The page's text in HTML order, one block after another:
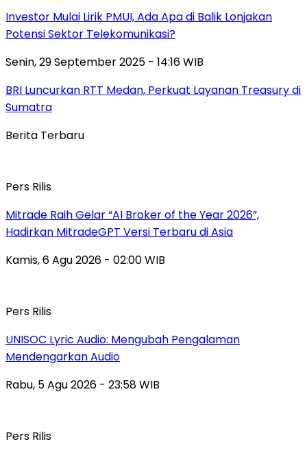
Investor Mulai Lirik PMUI, Ada Apa di Balik Lonjakan
Potensi Sektor Telekomunikasi?
Senin, 29 September 2025 - 14:16 WIB
BRI Luncurkan RTT Medan, Perkuat Layanan Treasury di
Sumatra
Berita Terbaru
Pers Rilis
Mitrade Raih Gelar “AI Broker of the Year 2026”,
Hadirkan MitradeGPT Versi Terbaru di Asia
Kamis, 6 Agu 2026 - 02:00 WIB
Pers Rilis
UNISOC Lyric Audio: Mengubah Pengalaman
Mendengarkan Audio
Rabu, 5 Agu 2026 - 23:58 WIB
Pers Rilis